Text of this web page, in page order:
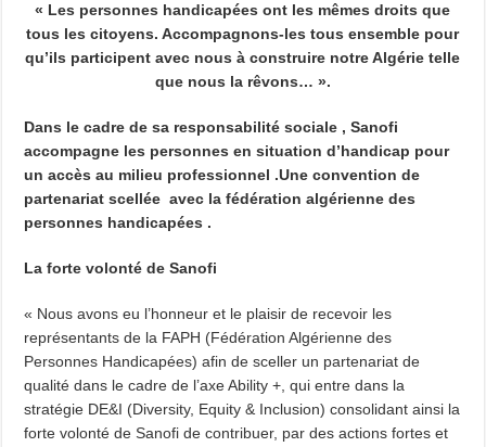
Sanofi Algérie,un engagement pour l’innovation et la souveraineté
Cancer du sein en Afrique : le Pr Adoubi Innocent souligne l’importance des
Bridge to Care : Roche Algérie renforce la coopération africaine pour améliorer
« Les personnes handicapées ont les mêmes droits que
tous les citoyens. Accompagnons-les tous ensemble pour
qu’ils participent avec nous à construire notre Algérie telle
que nous la rêvons… ».
Dans le cadre de sa responsabilité sociale , Sanofi
accompagne les personnes en situation d’handicap pour
un accès au milieu professionnel .Une convention de
partenariat scellée avec la fédération algérienne des
personnes handicapées .
La forte volonté de Sanofi
« Nous avons eu l’honneur et le plaisir de recevoir les
représentants de la FAPH (Fédération Algérienne des
Personnes Handicapées) afin de sceller un partenariat de
qualité dans le cadre de l’axe Ability +, qui entre dans la
stratégie DE&I (Diversity, Equity & Inclusion) consolidant ainsi la
forte volonté de Sanofi de contribuer, par des actions fortes et